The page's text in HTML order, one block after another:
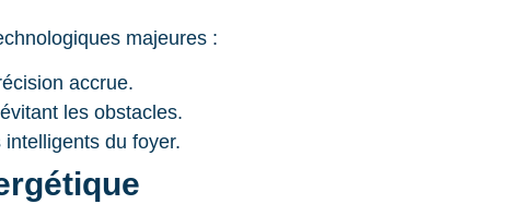
majeures :
accrue.
évitant les obstacles.
intelligents du foyer.